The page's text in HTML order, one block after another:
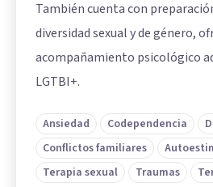
También cuenta con
diversidad sexual y de género,
acompañamiento psicológico
LGTBI+.
Ansiedad Codependencia
Conflictos familiares
Terapia sexual
Traumas